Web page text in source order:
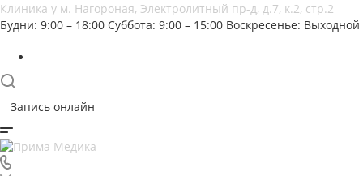
Клиника у м. Нагороная, Электролитный пр-д, д.7, к.2, стр.2
Будни: 9:00 – 18:00 Суббота: 9:00 – 15:00 Воскресенье: Выходной
Запись онлайн